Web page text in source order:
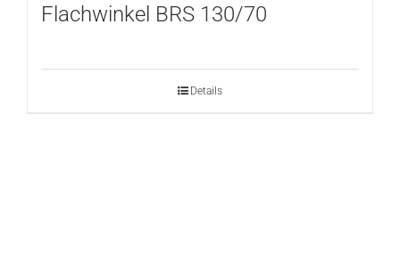
Flachwinkel BRS 130/70
Details